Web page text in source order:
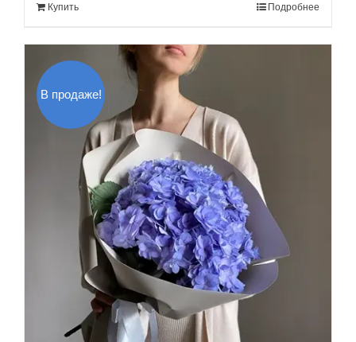
80.00$.
Купить Подробнее
В продаже!